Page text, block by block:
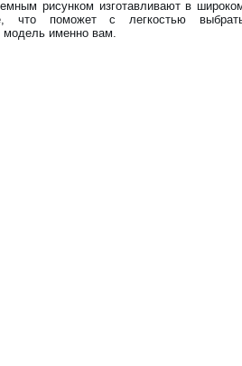
рисунком изготавливают в
что поможет с легкостью
модель именно вам.